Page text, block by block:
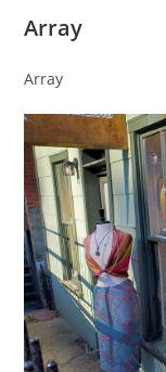
Array
Array